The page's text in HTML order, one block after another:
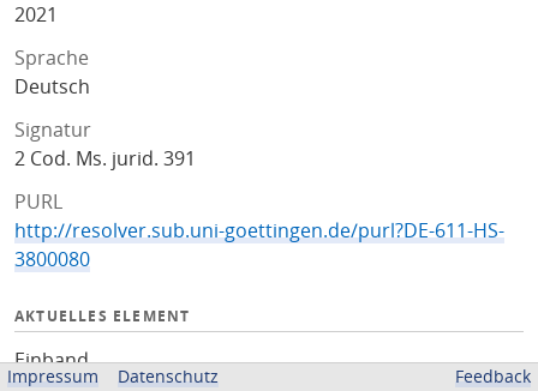
2021
Sprache
Deutsch
Signatur
2 Cod. Ms. jurid. 391
PURL
http://resolver.sub.uni-goettingen.de/purl?DE-611-HS-
3800080
AKTUELLES ELEMENT
Einband
Impressum Datenschutz Feedback